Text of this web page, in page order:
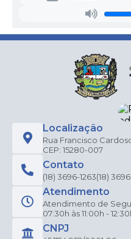
Localização
Rua Francisco
CEP: 15280-007
Contato
(18) 3696-1263(18)
Atendimento
Atendimento de
07:30h às 11:00h -
CNPJ